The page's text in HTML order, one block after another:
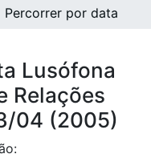
Percorrer por data
Lusófona
Relações
04 (2005)